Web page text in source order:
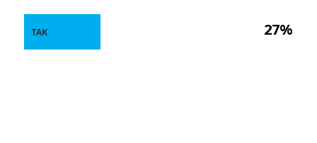
27%
ТАК